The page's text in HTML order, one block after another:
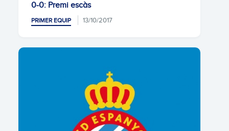
0-0: Premi escàs
PRIMER EQUIP 13/10/2017